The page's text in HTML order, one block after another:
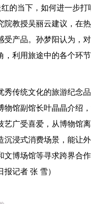
红的当下，如何进一步
院教授吴丽云建议，在
受产品。孙梦阳认为，
，利用旅途中的各个环
秀传统文化的旅游纪念
物馆副馆长叶晶晶介绍
艺广受喜爱，从博物馆
沉浸式消费场景，能让
文博场馆等寻求跨界合
记者 张 雪）